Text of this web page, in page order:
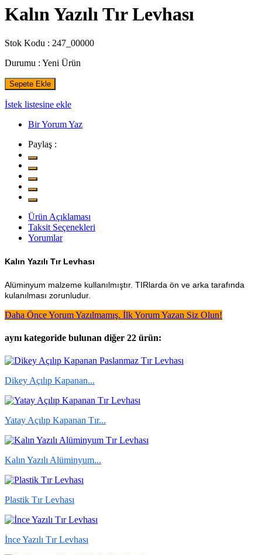
Kalın Yazılı Tır Levhası
Stok Kodu : 247_00000
Durumu : Yeni Ürün
Sepete Ekle
İstek listesine ekle
Bir Yorum Yaz
Paylaş :
Ürün Açıklaması
Taksit Seçenekleri
Yorumlar
Kalın Yazılı Tır Levhası
Alüminyum malzeme kullanılmıştır. TIRlarda ön ve arka tarafında
kulanılması zorunludur.
Daha Önce Yorum Yazılmamış. İlk Yorum Yazan Siz Olun!
aynı kategoride bulunan diğer 22 ürün:
Dikey Açılıp Kapanan...
Yatay Açılıp Kapanan Tır...
Kalın Yazılı Alüminyum...
Plastik Tır Levhası
İnce Yazılı Tır Levhası